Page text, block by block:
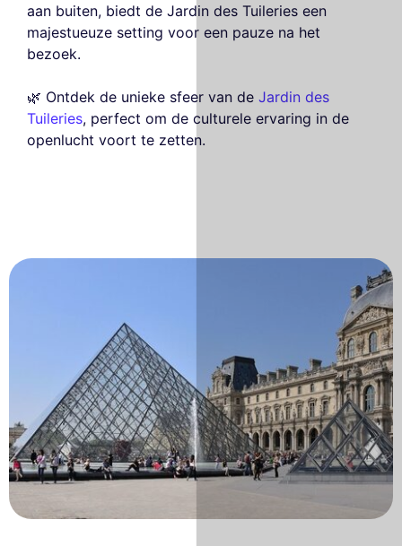
aan buiten, biedt de Jardin des Tuileries een
majestueuze setting voor een pauze na het
bezoek.
🌿 Ontdek de unieke sfeer van de Jardin des
Tuileries, perfect om de culturele ervaring in de
openlucht voort te zetten.